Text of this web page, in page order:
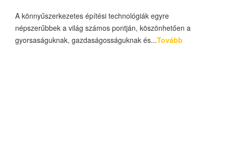
A könnyűszerkezetes építési technológiák egyre
népszerűbbek a világ számos pontján, köszönhetően a
gyorsaságuknak, gazdaságosságuknak és...Tovább